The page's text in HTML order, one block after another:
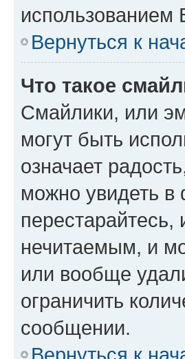
использованием
Вернуться к
Что такое
Смайлики, или
могут быть
означает
можно увидеть
перестарайтесь,
нечитаемым, и
или вообще
ограничить
сообщении.